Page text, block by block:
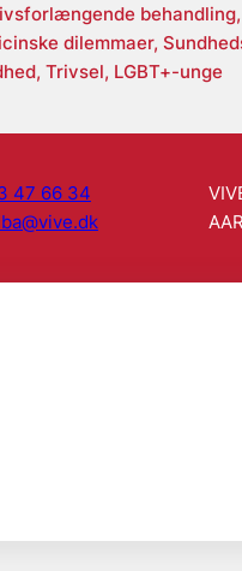
behandling,
dilemmaer,
Trivsel, LGBT+-unge
47 66 34